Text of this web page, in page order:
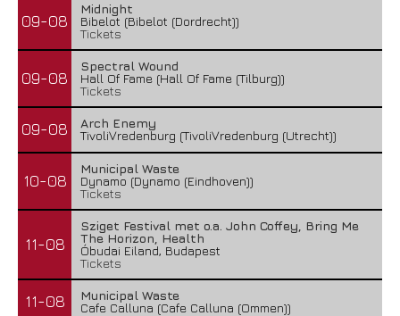
09-08
Midnight
Bibelot (Bibelot (Dordrecht))
Tickets
09-08
Spectral Wound
Hall Of Fame (Hall Of Fame (Tilburg))
Tickets
09-08
Arch Enemy
TivoliVredenburg (TivoliVredenburg (Utrecht))
10-08
Municipal Waste
Dynamo (Dynamo (Eindhoven))
Tickets
11-08
Sziget Festival met o.a. John Coffey, Bring Me
The Horizon, Health
Óbudai Eiland, Budapest
Tickets
11-08
Municipal Waste
Cafe Calluna (Cafe Calluna (Ommen))